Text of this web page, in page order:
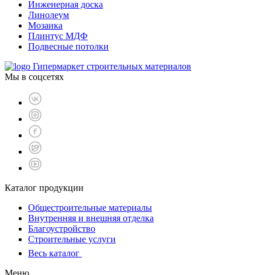
Инженерная доска
Линолеум
Мозаика
Плинтус МДФ
Подвесные потолки
Гипермаркет строительных материалов
Мы в соцсетях
Каталог продукции
Общестроительные материалы
Внутренняя и внешняя отделка
Благоустройство
Строительные услуги
Весь каталог
Меню